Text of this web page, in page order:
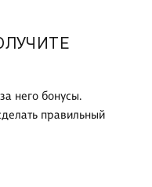
него бонусы.
правильный